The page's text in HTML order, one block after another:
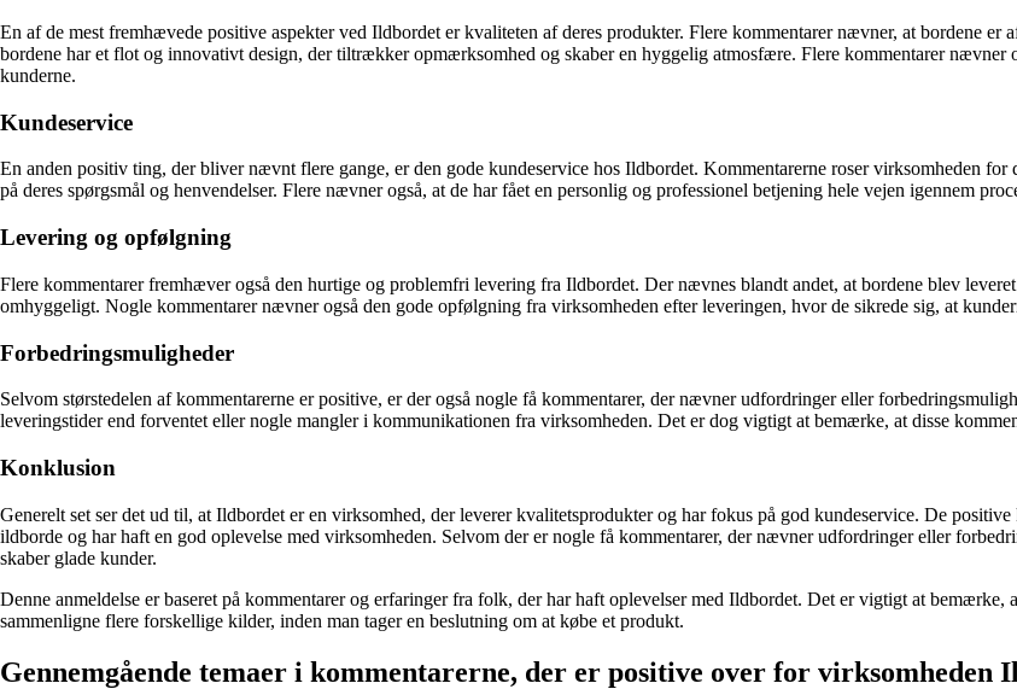
En af de mest fremhævede positive aspekter ved Ildbordet er kvaliteten af deres produkter. Flere kommentarer nævner, at bordene
bordene har et flot og innovativt design, der tiltrækker opmærksomhed og skaber en hyggelig atmosfære. Flere kommentarer nævner
kunderne.
Kundeservice
En anden positiv ting, der bliver nævnt flere gange, er den gode kundeservice hos Ildbordet. Kommentarerne roser virksomheden
på deres spørgsmål og henvendelser. Flere nævner også, at de har fået en personlig og professionel betjening hele vejen igennem
Levering og opfølgning
Flere kommentarer fremhæver også den hurtige og problemfri levering fra Ildbordet. Der nævnes blandt andet, at bordene blev
omhyggeligt. Nogle kommentarer nævner også den gode opfølgning fra virksomheden efter leveringen, hvor de sikrede sig, at
Forbedringsmuligheder
Selvom størstedelen af kommentarerne er positive, er der også nogle få kommentarer, der nævner udfordringer eller
leveringstider end forventet eller nogle mangler i kommunikationen fra virksomheden. Det er dog vigtigt at bemærke, at disse
Konklusion
Generelt set ser det ud til, at Ildbordet er en virksomhed, der leverer kvalitetsprodukter og har fokus på god kundeservice. De
ildborde og har haft en god oplevelse med virksomheden. Selvom der er nogle få kommentarer, der nævner udfordringer eller
skaber glade kunder.
Denne anmeldelse er baseret på kommentarer og erfaringer fra folk, der har haft oplevelser med Ildbordet. Det er vigtigt at bemærke,
sammenligne flere forskellige kilder, inden man tager en beslutning om at købe et produkt.
Gennemgående temaer i kommentarerne, der er positive over for virksomheden